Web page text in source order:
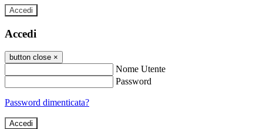
Accedi
Accedi
button close ×
Nome Utente
Password
Password dimenticata?